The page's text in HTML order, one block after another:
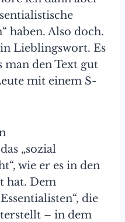
haben. Also doch.
Lieblingswort. Es
man den Text gut
mit einem S-
„sozial
wie er es in den
hat. Dem
die
– in dem